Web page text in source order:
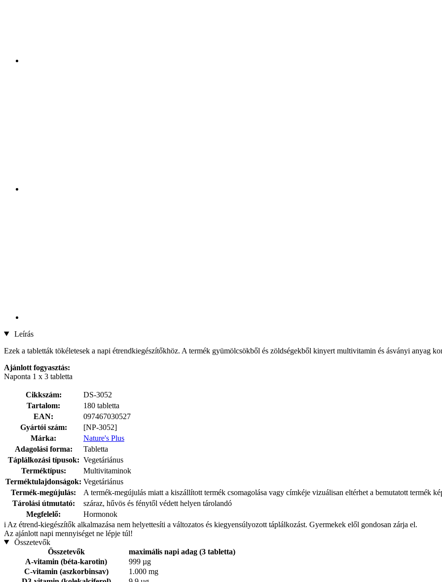
Leírás
Ezek a tabletták tökéletesek a napi étrendkiegészítőkhöz. A termék gyümölcsökből és zöldségekből kinyert multivitamin és ásványi anyag
Ajánlott fogyasztás:
Naponta 1 x 3 tabletta
Cikkszám:
DS-3052
Tartalom:
180 tabletta
EAN:
097467030527
Gyártói szám:
[NP-3052]
Márka:
Nature's Plus
Adagolási forma:
Tabletta
Táplálkozási típusok: Vegetáriánus
Terméktípus:
Multivitaminok
Terméktulajdonságok: Vegetáriánus
Termék-megújulás:
A termék-megújulás miatt a kiszállított termék csomagolása vagy címkéje vizuálisan eltérhet a bemutatott termék
Tárolási útmutató:
száraz, hűvös és fénytől védett helyen tárolandó
Megfelelő:
Hormonok
i Az étrend-kiegészítők alkalmazása nem helyettesíti a változatos és kiegyensúlyozott táplálkozást. Gyermekek elől gondosan zárja el.
Az ajánlott napi mennyiséget ne lépje túl!
Összetevők
Összetevők
maximális napi adag (3 tabletta)
A-vitamin (béta-karotin)
999 µg
C-vitamin (aszkorbinsav)
1.000 mg